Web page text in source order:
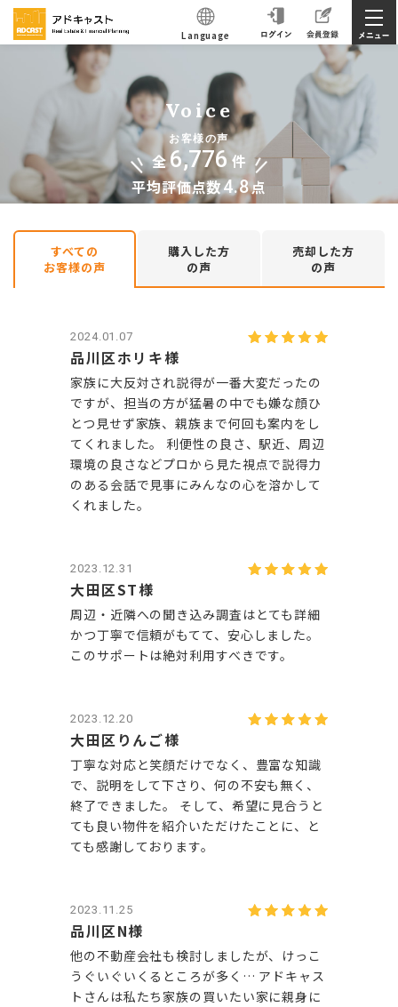
Language
Voice
お客様の声
全 6,776 件
平均評価点数4.8点
すべての
お客様の声
購入した方
の声
売却した方
の声
2024.01.07
品川区ホリキ様
家族に大反対され説得が一番大変だったの
ですが、担当の方が猛暑の中でも嫌な顔ひ
とつ見せず家族、親族まで何回も案内をし
てくれました。 利便性の良さ、駅近、周辺
環境の良さなどプロから見た視点で説得力
のある会話で見事にみんなの心を溶かして
くれました。
2023.12.31
大田区ST様
周辺・近隣への聞き込み調査はとても詳細
かつ丁寧で信頼がもてて、安心しました。
このサポートは絶対利用すべきです。
2023.12.20
大田区りんご様
丁寧な対応と笑顔だけでなく、豊富な知識
で、説明をして下さり、何の不安も無く、
終了できました。 そして、希望に見合うと
ても良い物件を紹介いただけたことに、と
ても感謝しております。
2023.11.25
品川区N様
他の不動産会社も検討しましたが、けっこ
うぐいぐいくるところが多く… アドキャス
トさんは私たち家族の買いたい家に親身に